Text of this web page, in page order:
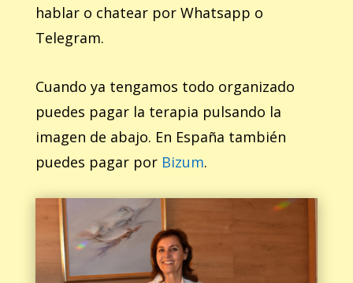
hablar o chatear por Whatsapp o
Telegram.
Cuando ya tengamos todo organizado
puedes pagar la terapia pulsando la
imagen de abajo. En España también
puedes pagar por Bizum.